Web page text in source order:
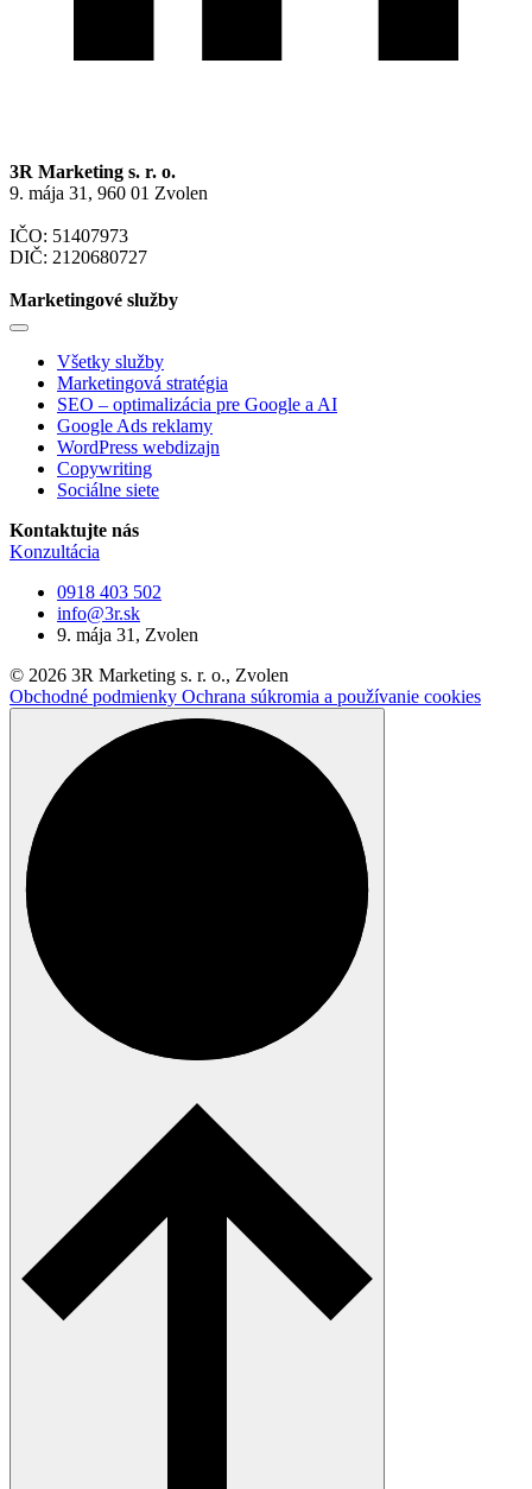
3R Marketing s. r. o.
9. mája 31, 960 01 Zvolen
IČO: 51407973
DIČ: 2120680727
Marketingové služby
Všetky služby
Marketingová stratégia
SEO – optimalizácia pre Google a AI
Google Ads reklamy
WordPress webdizajn
Copywriting
Sociálne siete
Kontaktujte nás
Konzultácia
0918 403 502
info@3r.sk
9. mája 31, Zvolen
© 2026 3R Marketing s. r. o., Zvolen
Obchodné podmienky Ochrana súkromia a používanie cookies